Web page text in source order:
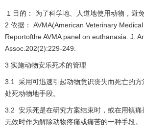
1 目的： 为了科学地、人道地使用动物，避
2 依据： AVMA(American Veterinary
Reportofthe AVMA panel on euthanasia. J.
Assoc.202(2):229-249.
3 实施动物安乐死术的管理
3.1 采用可迅速引起动物意识丧失而死亡的
处死动物地手段。
3.2 安乐死是在研究方案结束时，或在用镇
无效时作为解除动物疼痛或痛苦的一种手段。